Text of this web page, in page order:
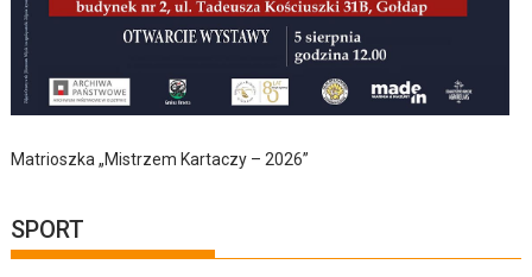
Matrioszka „Mistrzem Kartaczy – 2026”
SPORT